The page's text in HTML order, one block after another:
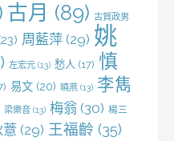
古月 (89) 古賀政男
周藍萍 (29) 姚
左宏元 (13) 愁人 (17) 慎
易文 (20) 曉燕 (13) 李雋
梁樂音 (13) 梅翁 (30) 楊三
薏 (29) 王福齡 (35)